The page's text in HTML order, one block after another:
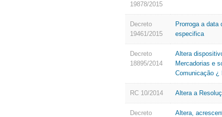
19878/2015
Decreto
19461/2015
Prorroga a
especifica
Decreto
18895/2014
Altera
Mercadorias e
Comunicação ¿
RC 10/2014 Altera a
Decreto
Altera,